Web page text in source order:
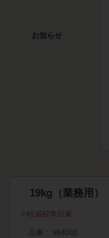
お知らせ
19kg（業務用）
軽減税率対象
品番
994002